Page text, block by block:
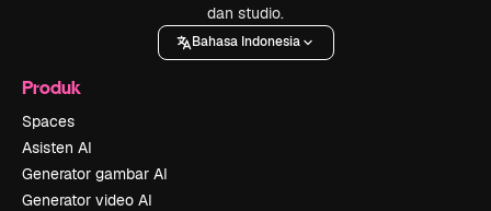
dan studio.
Bahasa Indonesia
Produk
Spaces
Asisten AI
Generator gambar AI
Generator video AI